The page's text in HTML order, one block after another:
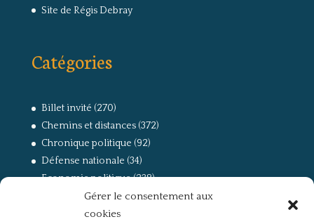
Gérer le consentement aux
cookies
Site de Régis Debray
Catégories
Billet invité (270)
Chemins et distances(372)
Chronique politique (92)
Défense nationale (34)
Economie politique(238)
(168)
La guerre, la Résistance et la Déportation